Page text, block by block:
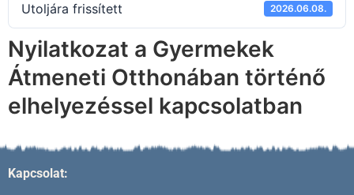
Utoljára frissített 2026.06.08.
Nyilatkozat a Gyermekek
Átmeneti Otthonában történő
elhelyezéssel kapcsolatban
Kapcsolat: